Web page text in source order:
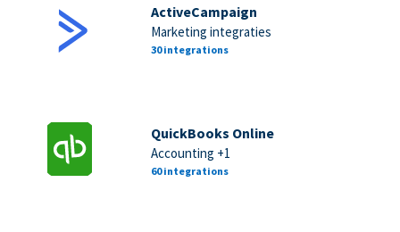
ActiveCampaign
Marketing integraties
30 integrations
QuickBooks Online
Accounting +1
60 integrations